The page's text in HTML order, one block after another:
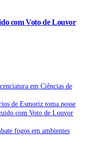
com Voto de Louvor
em Ciências de
de Esmoriz toma posse
com Voto de Louvor
fogos em ambientes